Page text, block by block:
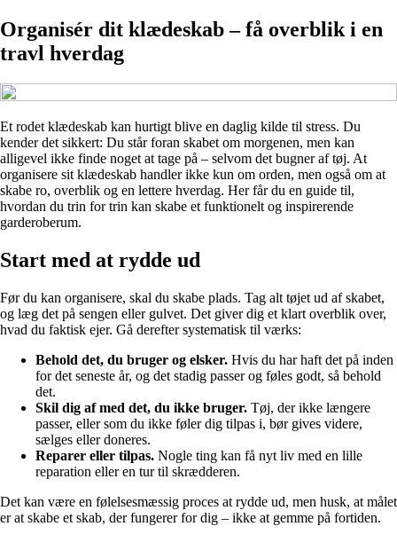
Organisér dit klædeskab – få overblik i en
travl hverdag
Et rodet klædeskab kan hurtigt blive en daglig kilde til stress. Du
kender det sikkert: Du står foran skabet om morgenen, men kan
alligevel ikke finde noget at tage på – selvom det bugner af tøj. At
organisere sit klædeskab handler ikke kun om orden, men også om at
skabe ro, overblik og en lettere hverdag. Her får du en guide til,
hvordan du trin for trin kan skabe et funktionelt og inspirerende
garderoberum.
Start med at rydde ud
Før du kan organisere, skal du skabe plads. Tag alt tøjet ud af skabet,
og læg det på sengen eller gulvet. Det giver dig et klart overblik over,
hvad du faktisk ejer. Gå derefter systematisk til værks:
Behold det, du bruger og elsker. Hvis du har haft det på inden
for det seneste år, og det stadig passer og føles godt, så behold
det.
Skil dig af med det, du ikke bruger. Tøj, der ikke længere
passer, eller som du ikke føler dig tilpas i, bør gives videre,
sælges eller doneres.
Reparer eller tilpas. Nogle ting kan få nyt liv med en lille
reparation eller en tur til skrædderen.
Det kan være en følelsesmæssig proces at rydde ud, men husk, at målet
er at skabe et skab, der fungerer for dig – ikke at gemme på fortiden.